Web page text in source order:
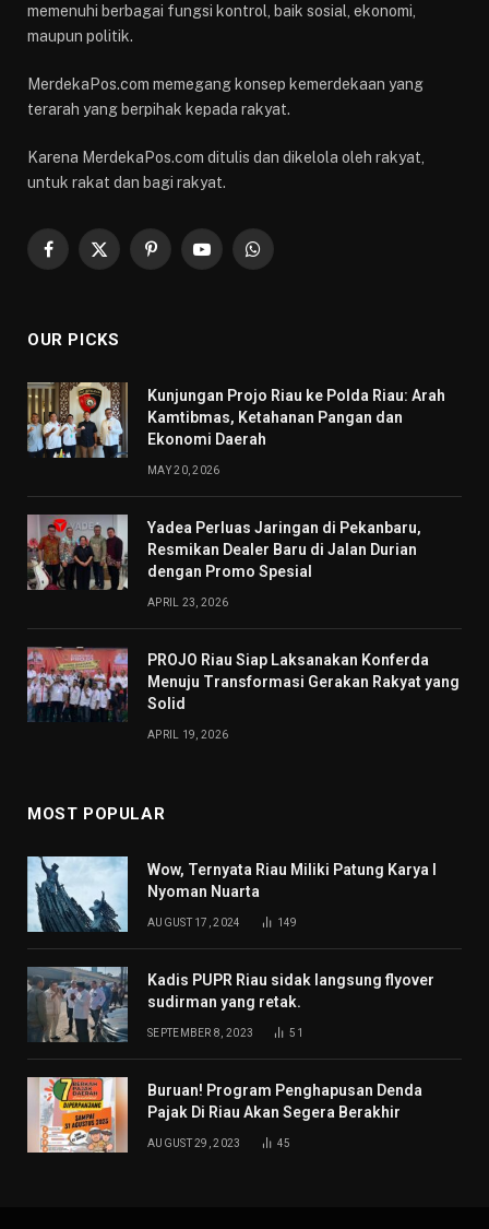
memenuhi berbagai fungsi kontrol, baik sosial, ekonomi,
maupun politik.
MerdekaPos.com memegang konsep kemerdekaan yang
terarah yang berpihak kepada rakyat.
Karena MerdekaPos.com ditulis dan dikelola oleh rakyat,
untuk rakat dan bagi rakyat.
Facebook
X
PinterestYouTubeWhatsApp
OUR PICKS
Kunjungan Projo Riau ke Polda Riau: Arah
Kamtibmas, Ketahanan Pangan dan
Ekonomi Daerah
MAY 20, 2026
Yadea Perluas Jaringan di Pekanbaru,
Resmikan Dealer Baru di Jalan Durian
dengan Promo Spesial
APRIL 23, 2026
PROJO Riau Siap Laksanakan Konferda
Menuju Transformasi Gerakan Rakyat yang
Solid
APRIL 19, 2026
MOST POPULAR
Wow, Ternyata Riau Miliki Patung Karya I
Nyoman Nuarta
AUGUST 17, 2024 149
Kadis PUPR Riau sidak langsung flyover
sudirman yang retak.
SEPTEMBER 8, 2023 51
Buruan! Program Penghapusan Denda
Pajak Di Riau Akan Segera Berakhir
AUGUST 29, 2023 45